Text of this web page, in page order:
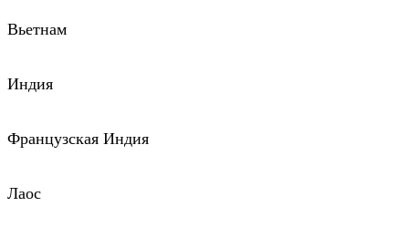
Вьетнам
Индия
Французская Индия
Лаос